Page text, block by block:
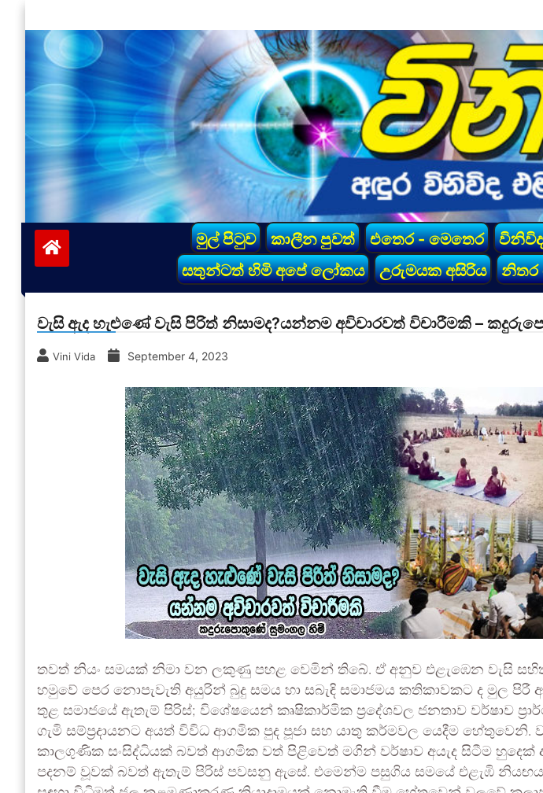
to
content
vinivida.lk
මුල් පිටුව කාලීන පුවත් එතෙර - මෙතෙර
සතුන්ටත් හිමි අපේ ලෝකය
උරුමයක අසිරිය නිතර
වැසි ඇද හැළුණේ වැසි පිරිත් නිසාමද?යන්නම අවිචාරවත් විචාරීමකි –
Vini Vida September 4, 2023
තවත් නියං සමයක් නිමා වන ලකුණු පහළ වෙමින් තිබේ. ඒ අනුව එළැඹෙන වැසි
හමුවේ පෙර නොපැවැති අයුරින් බුදු සමය හා සබැඳි සමාජමය කතිකාවකට ද මුල පිරී
තුළ සමාජයේ ඇතැම් පිරිස්; විශේෂයෙන් කෘෂිකාර්මික ප්‍රදේශවල ජනතාව වර්ෂාව
ගැමි සම්ප්‍රදායනට අයත් විවිධ ආගමික පුද පූජා සහ යාතු කර්මවල යෙදීම හේතුවෙනි.
කාලගුණික සංසිද්ධියක් බවත් ආගමික වත් පිළිවෙත් මගින් වර්ෂාව අයැද සිටීම හුදෙක්
පදනම් වූවක් බවත් ඇතැම් පිරිස් පවසනු ඇසේ. එමෙන්ම පසුගිය සමයේ එළැඹි